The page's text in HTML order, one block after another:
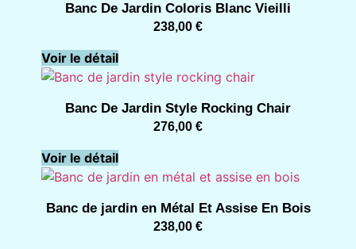
Banc De Jardin Coloris Blanc Vieilli
238,00 €
Voir le détail
Banc De Jardin Style Rocking Chair
276,00 €
Voir le détail
Banc de jardin en Métal Et Assise En Bois
238,00 €